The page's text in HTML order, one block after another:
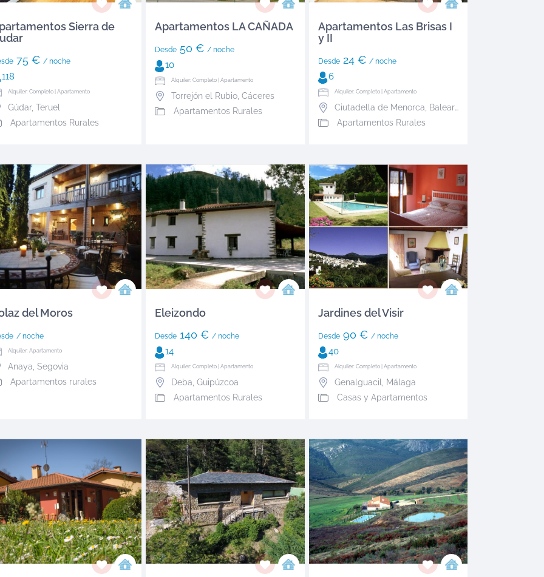
Sierra de
75 € / noche
118
Alquiler: Completo | Apartamento
Gúdar, Teruel
Apartamentos Rurales
Apartamentos LA CAÑADA
Desde50 € / noche
10
Alquiler: Completo | Apartamento
Torrejón el Rubio, Cáceres
Apartamentos Rurales
Apartamentos Las Brisas I
y II
Desde24 € / noche
6
Alquiler: Completo | Apartamento
Ciutadella de Menorca
Baleares
Apartamentos Rurales
del Moros
/ noche
Alquiler: Apartamento
Anaya Segovia
Apartamentos rurales
Eleizondo
Desde140 € / noche
14
Alquiler: Completo | Apartamento
Deba Guipúzcoa
Apartamentos Rurales
Jardines del Visir
Desde90 € / noche
40
Alquiler: Completo | Apartamento
Genalguacil
Málaga
Casas y Apartamentos